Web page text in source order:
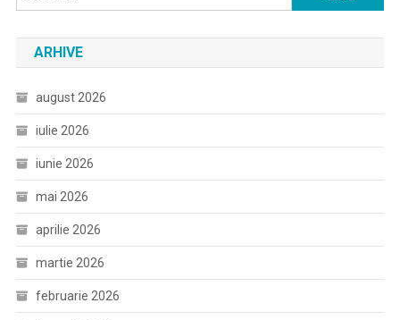
după:
ARHIVE
august 2026
iulie 2026
iunie 2026
mai 2026
aprilie 2026
martie 2026
februarie 2026